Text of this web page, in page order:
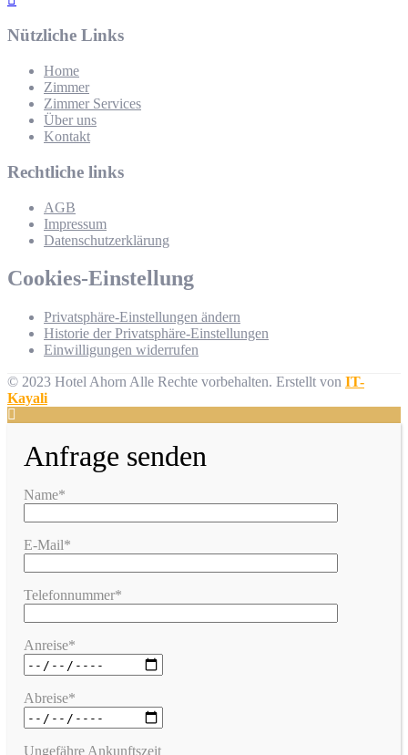
Nützliche Links
Home
Zimmer
Zimmer Services
Über uns
Kontakt
Rechtliche links
AGB
Impressum
Datenschutzerklärung
Cookies-Einstellung
Privatsphäre-Einstellungen ändern
Historie der Privatsphäre-Einstellungen
Einwilligungen widerrufen
© 2023 Hotel Ahorn Alle Rechte vorbehalten. Erstellt von IT-
Kayali
Anfrage senden
Name*
E-Mail*
Telefonnummer*
Anreise*
Abreise*
Ungefähre Ankunftszeit